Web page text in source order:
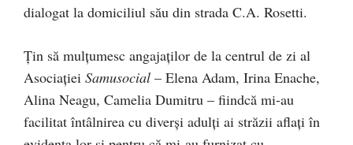
dialogat la domiciliul său din strada C.A. Rosetti.
Țin să mulțumesc angajaților de la centrul de zi al
Asociației Samusocial – Elena Adam, Irina Enache,
Alina Neagu, Camelia Dumitru – fiindcă mi-au
facilitat întâlnirea cu diverși adulți ai străzii aflați în